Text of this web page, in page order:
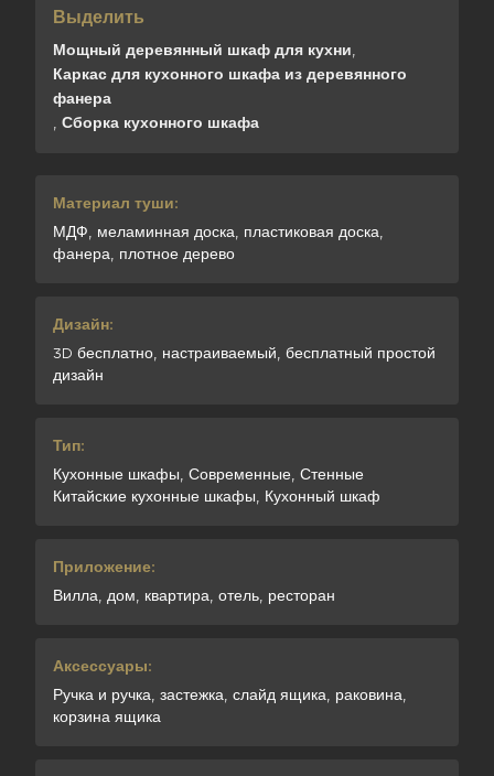
Выделить
Мощный деревянный шкаф для кухни,
Каркас для кухонного шкафа из деревянного
фанера
, Сборка кухонного шкафа
Материал туши:
МДФ, меламинная доска, пластиковая доска,
фанера, плотное дерево
Дизайн:
3D бесплатно, настраиваемый, бесплатный простой
дизайн
Тип:
Кухонные шкафы, Современные, Стенные
Китайские кухонные шкафы, Кухонный шкаф
Приложение:
Вилла, дом, квартира, отель, ресторан
Аксессуары:
Ручка и ручка, застежка, слайд ящика, раковина,
корзина ящика